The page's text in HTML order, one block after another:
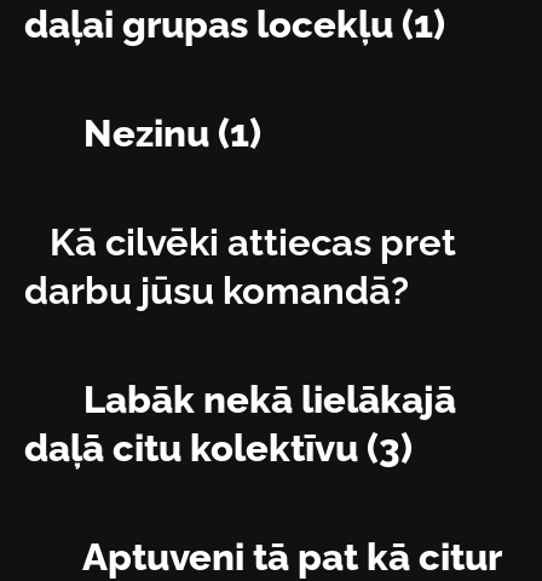
daļai grupas locekļu (1)
Nezinu (1)
Kā cilvēki attiecas pret
darbu jūsu komandā?
Labāk nekā lielākajā
daļā citu kolektīvu (3)
Aptuveni tā pat kā citur